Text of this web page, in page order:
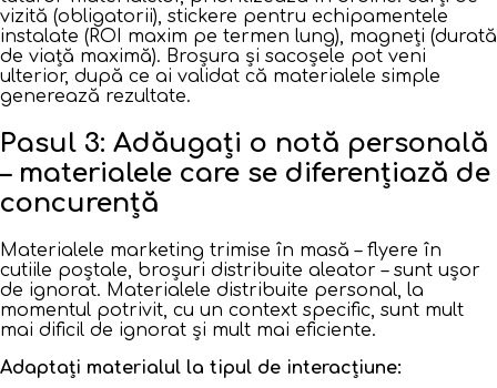
vizită (obligatorii), stickere pentru echipamentele
instalate (ROI maxim pe termen lung), magneți (durată
de viață maximă). Broșura și sacoșele pot veni
ulterior, după ce ai validat că materialele simple
generează rezultate.
Pasul 3: Adăugați o notă personală
– materialele care se diferențiază de
concurență
Materialele marketing trimise în masă – flyere în
cutiile poștale, broșuri distribuite aleator – sunt ușor
de ignorat. Materialele distribuite personal, la
momentul potrivit, cu un context specific, sunt mult
mai dificil de ignorat și mult mai eficiente.
Adaptați materialul la tipul de interacțiune: